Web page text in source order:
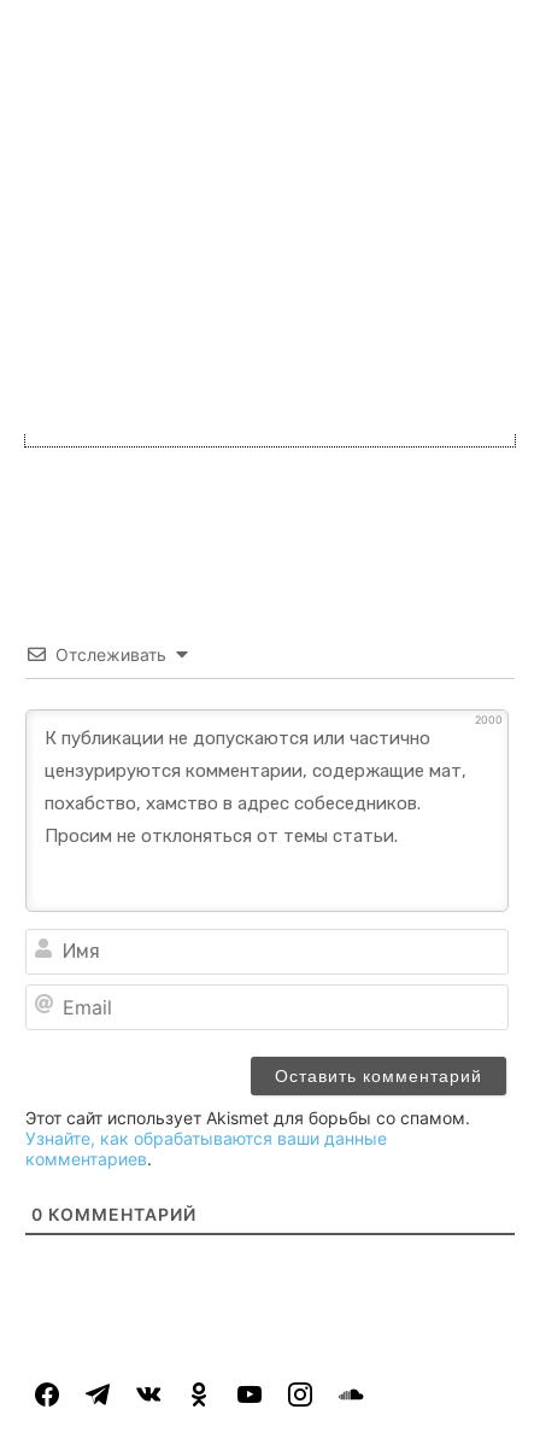
Отслеживать
2000
Этот сайт использует Akismet для борьбы со спамом.
Узнайте, как обрабатываются ваши данные
комментариев.
0 КОММЕНТАРИЙ
facebooktelegramvkontakteodnoklassniki
youtubeinstagramsoundcloud